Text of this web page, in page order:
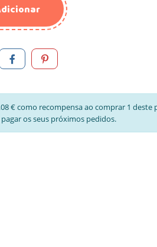
€ como recompensa ao comprar 1
os seus próximos pedidos.